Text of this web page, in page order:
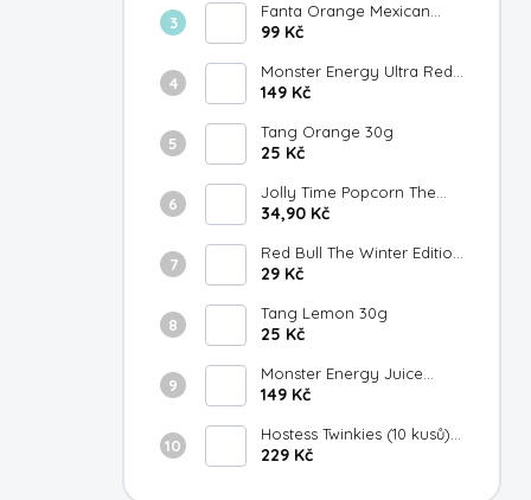
Fanta Orange Mexican
355ml
99 Kč
Monster Energy Ultra Red
White & Blue Razz 473ml
149 Kč
Tang Orange 30g
25 Kč
Jolly Time Popcorn The
Big Cheese 100g
34,90 Kč
Red Bull The Winter Edition
Fuji Apple Gingersmack
29 Kč
Tang Lemon 30g
25 Kč
Monster Energy Juice
Strawberry Lemonade
149 Kč
Hostess Twinkies (10 kusů)
385g
229 Kč